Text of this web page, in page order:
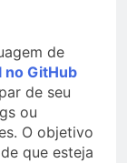
de
no GitHub
de seu
ou
O objetivo
que esteja